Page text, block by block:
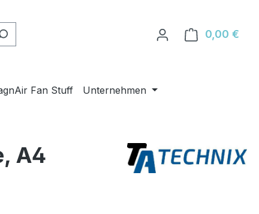
0,00 €
Fan Stuff Unternehmen
A4